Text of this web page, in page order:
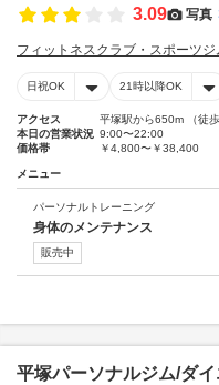
3.09 写真
フィットネスクラブ・スポーツジ
日祝OK 21時以降OK
アクセス
平塚駅から650m （徒歩
本日の営業状況 9:00〜22:00
価格帯
￥4,800〜￥38,400
メニュー
パーソナルトレーニング
身体のメンテナンス
販売中
平塚パーソナルジム/ダ